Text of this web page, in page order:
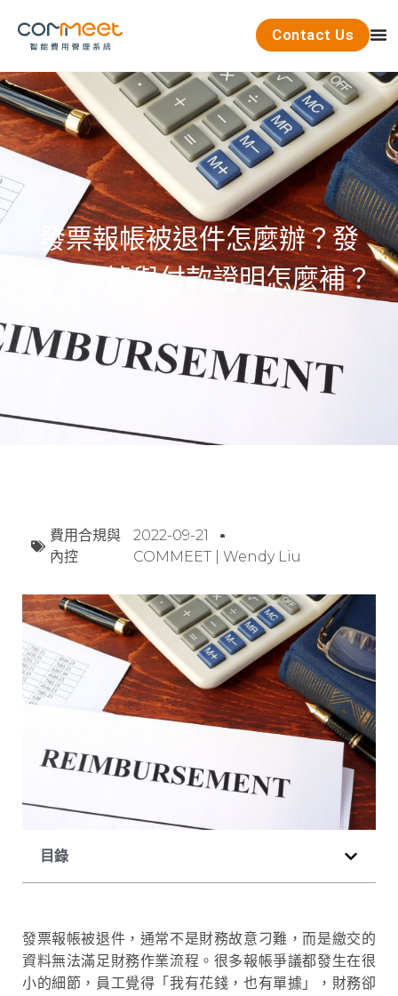
Contact Us
發票報帳被退件怎麼辦？發
票、收據與付款證明怎麼補？
費用合規與
內控
2022-09-21
COMMEET | Wendy Liu
目錄
發票報帳被退件，通常不是財務故意刁難，而是繳交的
資料無法滿足財務作業流程。很多報帳爭議都發生在很
小的細節，員工覺得「我有花錢，也有單據」，財務卻